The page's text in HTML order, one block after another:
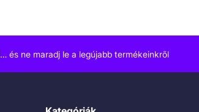
… és ne maradj le a legújabb termékeinkről